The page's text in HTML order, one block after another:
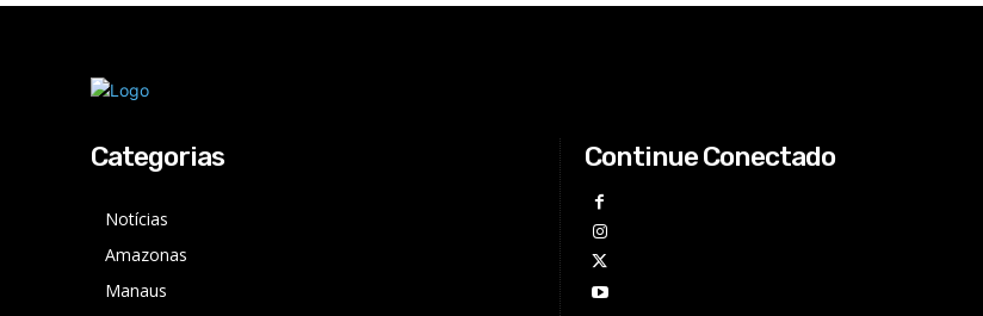
Categorias
Notícias
Amazonas
Manaus
Continue Conectado